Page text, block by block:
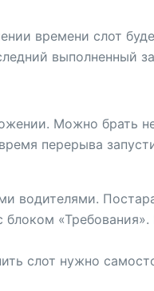
времени слот
выполненный
Можно брать
перерыва
водителями.
слот нужно